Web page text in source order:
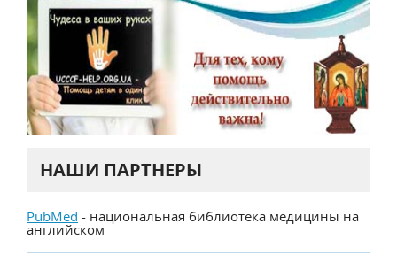
НАШИ ПАРТНЕРЫ
PubMed - национальная библиотека медицины на
английском